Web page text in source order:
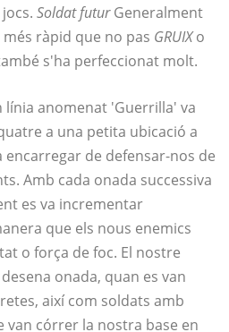
jocs. Soldat futurGeneralment
ràpid que no pas GRUIXo
s'ha perfeccionat molt.
anomenat 'Guerrilla' va
a una petita ubicació a
de defensar-nos de
Amb cada onada successiva
es va incrementar
que els nous enemics
o força de foc. El nostre
onada, quan es van
així com soldats amb
córrer la nostra base en